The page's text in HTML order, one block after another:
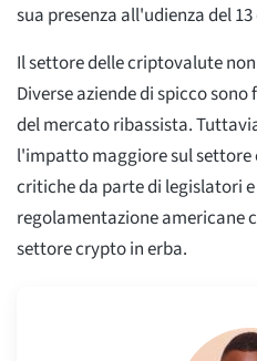
sua presenza all'udienza del
Il settore delle criptovalute
Diverse aziende di spicco
del mercato ribassista.
l'impatto maggiore sul
critiche da parte di legislatori
regolamentazione americane
settore crypto in erba.